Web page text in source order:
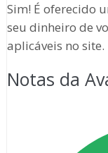
Sim! É oferecido
seu dinheiro de
aplicáveis no site.
Notas da